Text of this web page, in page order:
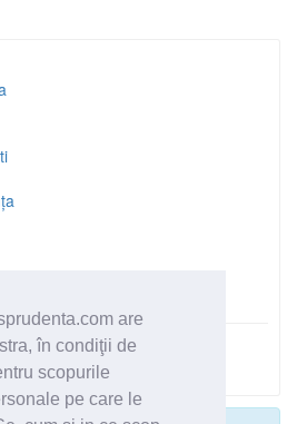
are
în condiţii de
scopurile
pe care le